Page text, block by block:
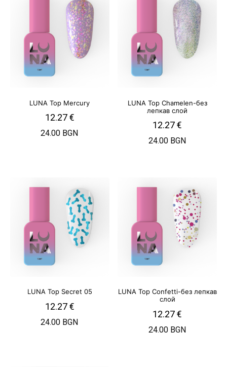
LUNA Top Mercury
12.27€
24.00 BGN
LUNA Top Chamelen-без
лепкав слой
12.27€
24.00 BGN
LUNA Top Secret 05
12.27€
24.00 BGN
LUNA Top Confetti-без лепкав
слой
12.27€
24.00 BGN